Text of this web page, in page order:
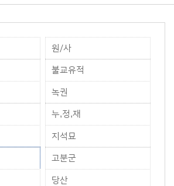
원/사
불교유적
녹권
누,정,재
지석묘
고분군
당산